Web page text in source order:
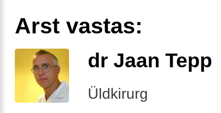
Arst vastas:
dr Jaan Tepp
Üldkirurg